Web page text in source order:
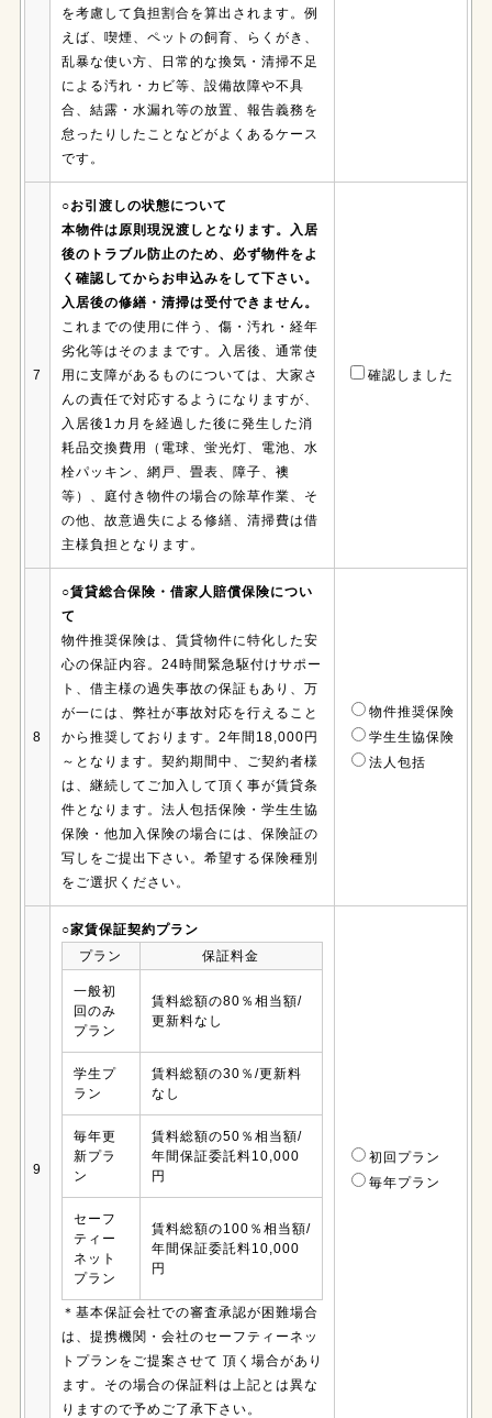
を考慮して負担割合を算出されます。例
えば、喫煙、ペットの飼育、らくがき、
乱暴な使い方、日常的な換気・清掃不足
による汚れ・カビ等、設備故障や不具
合、結露・水漏れ等の放置、報告義務を
怠ったりしたことなどがよくあるケース
です。
7
○お引渡しの状態について
本物件は原則現況渡しとなります。入居
後のトラブル防止のため、必ず物件をよ
く確認してからお申込みをして下さい。
入居後の修繕・清掃は受付できません。
これまでの使用に伴う、傷・汚れ・経年
劣化等はそのままです。入居後、通常使
用に支障があるものについては、大家さ
んの責任で対応するようになりますが、
入居後1カ月を経過した後に発生した消
耗品交換費用（電球、蛍光灯、電池、水
栓パッキン、網戸、畳表、障子、襖
等）、庭付き物件の場合の除草作業、そ
の他、故意過失による修繕、清掃費は借
主様負担となります。
確認しました
8
○賃貸総合保険・借家人賠償保険につい
て
物件推奨保険は、賃貸物件に特化した安
心の保証内容。24時間緊急駆付けサポー
ト、借主様の過失事故の保証もあり、万
が一には、弊社が事故対応を行えること
から推奨しております。2年間18,000円
～となります。契約期間中、ご契約者様
は、継続してご加入して頂く事が賃貸条
件となります。法人包括保険・学生生協
保険・他加入保険の場合には、保険証の
写しをご提出下さい。希望する保険種別
をご選択ください。
物件推奨保険
学生生協保険
法人包括
9
○家賃保証契約プラン
プラン
保証料金
一般初
回のみ
プラン
賃料総額の80％相当額/
更新料なし
学生プ
ラン
賃料総額の30％/更新料
なし
毎年更
新プラ
ン
賃料総額の50％相当額/
年間保証委託料10,000
円
セーフ
ティー
ネット
プラン
賃料総額の100％相当額/
年間保証委託料10,000
円
＊基本保証会社での審査承認が困難場合
は、提携機関・会社のセーフティーネッ
トプランをご提案させて 頂く場合があり
ます。その場合の保証料は上記とは異な
りますので予めご了承下さい。
初回プラン
毎年プラン